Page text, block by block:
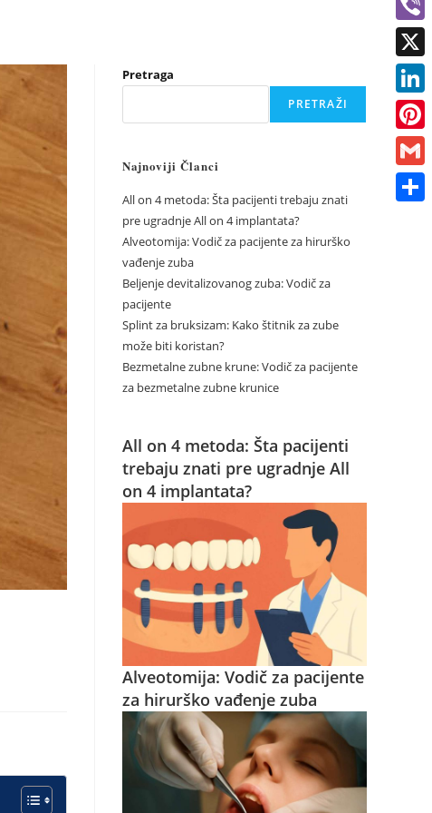
Pretraga
PRETRAŽI
Najnoviji Članci
All on 4 metoda: Šta pacijenti trebaju znati
pre ugradnje All on 4 implantata?
Alveotomija: Vodič za pacijente za hirurško
vađenje zuba
Beljenje devitalizovanog zuba: Vodič za
pacijente
Splint za bruksizam: Kako štitnik za zube
može biti koristan?
Bezmetalne zubne krune: Vodič za pacijente
za bezmetalne zubne krunice
All on 4 metoda: Šta pacijenti
trebaju znati pre ugradnje All
on 4 implantata?
Alveotomija: Vodič za pacijente
za hirurško vađenje zuba
c
e
b
o
o
k
h
a
t
s
A
p
p
V
i
b
e
r
X
L
i
n
k
P
i
n
G
m